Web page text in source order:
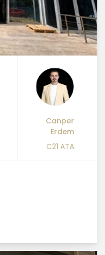
Canper
Erdem
C21 ATA